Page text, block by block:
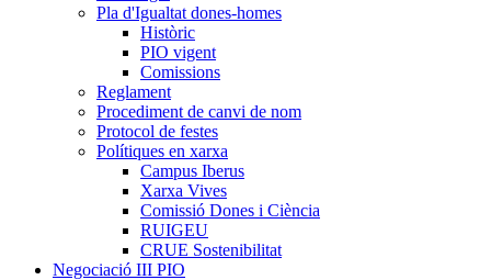
Pla d'Igualtat dones-homes
Històric
PIO vigent
Comissions
Reglament
Procediment de canvi de nom
Protocol de festes
Polítiques en xarxa
Campus Iberus
Xarxa Vives
Comissió Dones i Ciència
RUIGEU
CRUE Sostenibilitat
Negociació III PIO